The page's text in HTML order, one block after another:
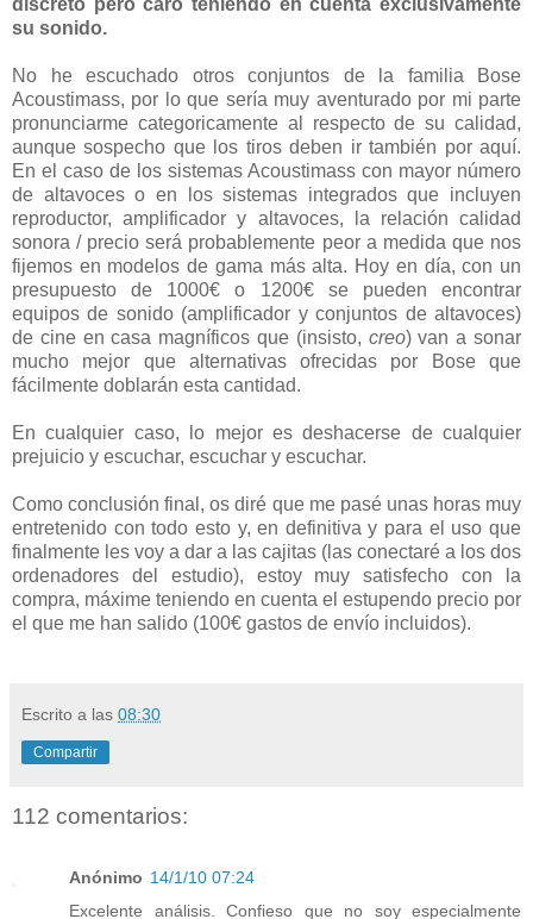
su sonido.
No he escuchado otros conjuntos de la familia Bose
Acoustimass, por lo que sería muy aventurado por mi parte
pronunciarme categoricamente al respecto de su calidad,
aunque sospecho que los tiros deben ir también por aquí.
En el caso de los sistemas Acoustimass con mayor número
de altavoces o en los sistemas integrados que incluyen
reproductor, amplificador y altavoces, la relación calidad
sonora / precio será probablemente peor a medida que nos
fijemos en modelos de gama más alta. Hoy en día, con un
presupuesto de 1000€ o 1200€ se pueden encontrar
equipos de sonido (amplificador y conjuntos de altavoces)
de cine en casa magníficos que (insisto, creo) van a sonar
mucho mejor que alternativas ofrecidas por Bose que
fácilmente doblarán esta cantidad.
En cualquier caso, lo mejor es deshacerse de cualquier
prejuicio y escuchar, escuchar y escuchar.
Como conclusión final, os diré que me pasé unas horas muy
entretenido con todo esto y, en definitiva y para el uso que
finalmente les voy a dar a las cajitas (las conectaré a los dos
ordenadores del estudio), estoy muy satisfecho con la
compra, máxime teniendo en cuenta el estupendo precio por
el que me han salido (100€ gastos de envío incluidos).
Escrito a las 08:30
Compartir
112 comentarios:
Anónimo 14/1/10 07:24
Excelente análisis. Confieso que no soy especialmente